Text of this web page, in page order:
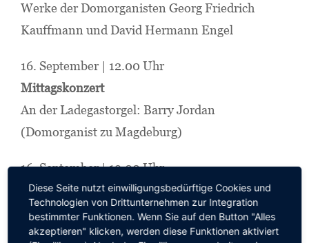
Werke der Domorganisten Georg Friedrich
Kauffmann und David Hermann Engel
16. September | 12.00 Uhr
Mittagskonzert
An der Ladegastorgel: Barry Jordan
(Domorganist zu Magdeburg)
16. September | 19.00 Uhr
Das große Abendkonzert I
„Musik in der Residenzstadt der Herzöge von
Sachsen-Merseburg“
Diese Seite nutzt einwilligungsbedürftige Cookies und
Technologien von Drittunternehmen zur Integration
bestimmter Funktionen. Wenn Sie auf den Button "Alles
akzeptieren" klicken, werden diese Funktionen aktiviert